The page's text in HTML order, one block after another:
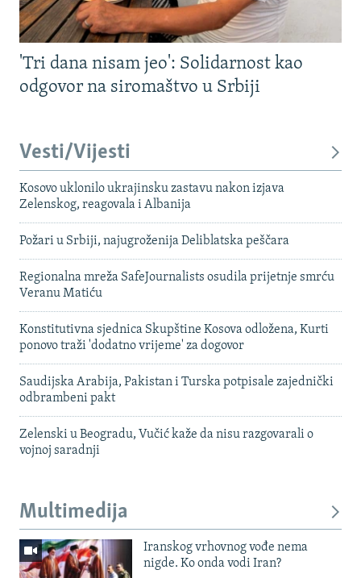
'Tri dana nisam jeo': Solidarnost kao
odgovor na siromaštvo u Srbiji
Vesti/Vijesti
Kosovo uklonilo ukrajinsku zastavu nakon izjava
Zelenskog, reagovala i Albanija
Požari u Srbiji, najugroženija Deliblatska peščara
Regionalna mreža SafeJournalists osudila prijetnje smrću
Veranu Matiću
Konstitutivna sjednica Skupštine Kosova odložena, Kurti
ponovo traži 'dodatno vrijeme' za dogovor
Saudijska Arabija, Pakistan i Turska potpisale zajednički
odbrambeni pakt
Zelenski u Beogradu, Vučić kaže da nisu razgovarali o
vojnoj saradnji
Multimedija
Iranskog vrhovnog vođe nema
nigde. Ko onda vodi Iran?